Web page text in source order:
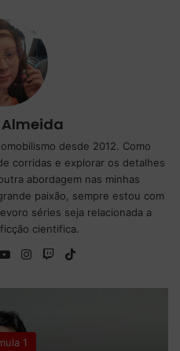
desde 2012. Como
corridas e explorar os detalhes
abordagem nas minhas
paixão, sempre estou com
séries seja relacionada a
cientifica.
Yo
ub
Ins
ra
Tw
h
k
1